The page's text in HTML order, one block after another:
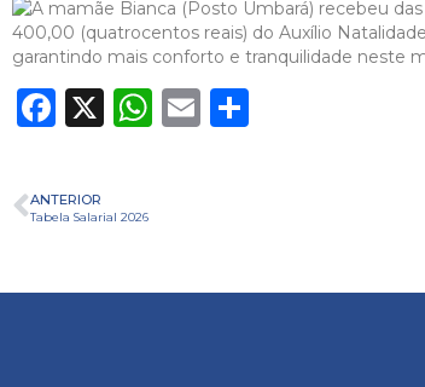
Facebook
X WhatsApp
Email
ANTERIOR
Tabela Salarial 2026